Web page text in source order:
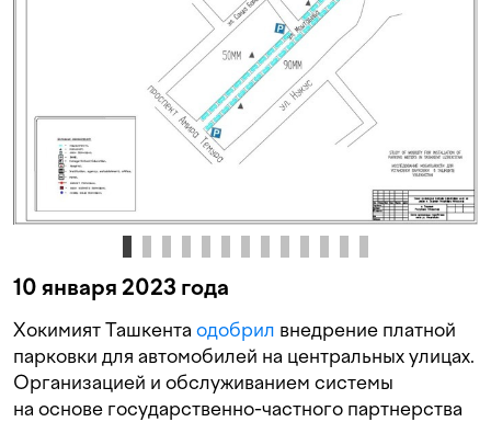
10 января 2023 года
Хокимият Ташкента одобрил внедрение платной
парковки для автомобилей на центральных улицах.
Организацией и обслуживанием системы
на основе государственно-частного партнерства